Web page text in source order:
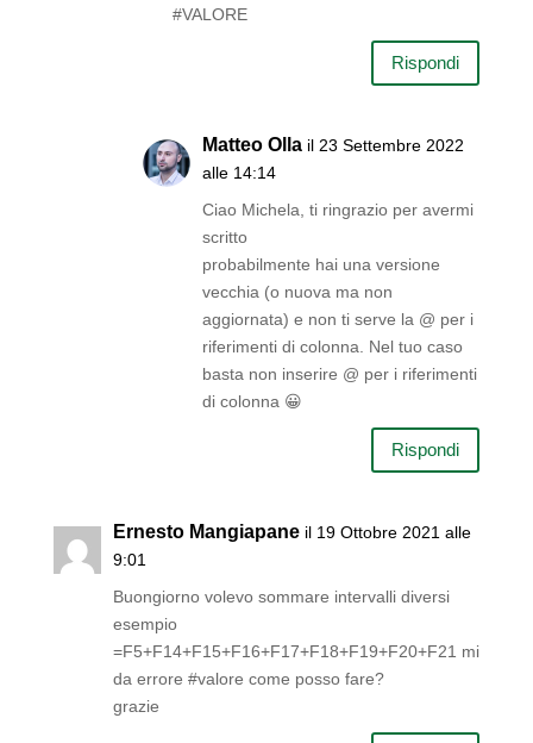
#VALORE
Rispondi
Matteo Olla il 23 Settembre 2022
alle 14:14
Ciao Michela, ti ringrazio per avermi
scritto
probabilmente hai una versione
vecchia (o nuova ma non
aggiornata) e non ti serve la @ per i
riferimenti di colonna. Nel tuo caso
basta non inserire @ per i riferimenti
di colonna 😀
Rispondi
Ernesto Mangiapane il 19 Ottobre 2021 alle
9:01
Buongiorno volevo sommare intervalli diversi
esempio
=F5+F14+F15+F16+F17+F18+F19+F20+F21 mi
da errore #valore come posso fare?
grazie